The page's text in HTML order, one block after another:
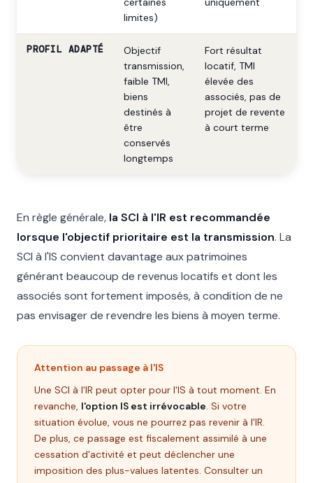
limites)
PROFIL ADAPTÉ
Objectif
transmission,
faible TMI,
biens
destinés à
être
conservés
longtemps
Fort résultat
locatif, TMI
élevée des
associés, pas de
projet de revente
à court terme
En règle générale, la SCI à l'IR est recommandée
lorsque l'objectif prioritaire est la transmission. La
SCI à l'IS convient davantage aux patrimoines
générant beaucoup de revenus locatifs et dont les
associés sont fortement imposés, à condition de ne
pas envisager de revendre les biens à moyen terme.
Attention au passage à l'IS
Une SCI à l'IR peut opter pour l'IS à tout moment. En
revanche, l'option IS est irrévocable. Si votre
situation évolue, vous ne pourrez pas revenir à l'IR.
De plus, ce passage est fiscalement assimilé à une
cessation d'activité et peut déclencher une
imposition des plus-values latentes. Consulter un